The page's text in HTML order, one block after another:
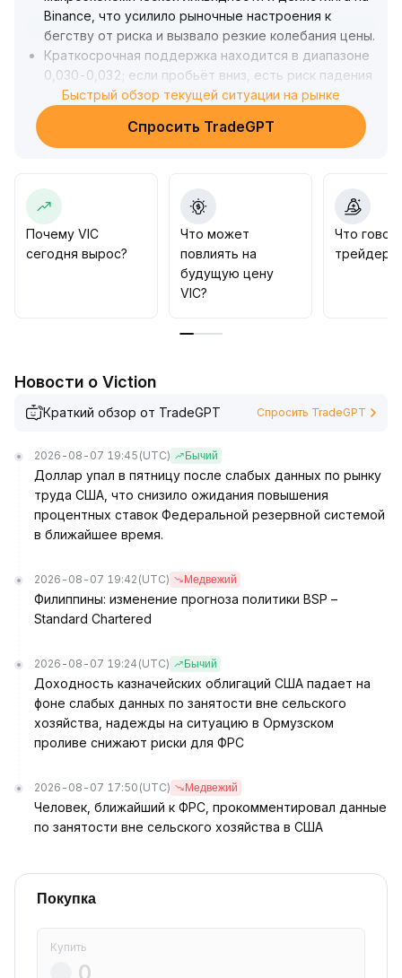
Binance, что усилило рыночные настроения к
бегству от риска и вызвало резкие колебания цены.
Краткосрочная поддержка находится в диапазоне
0,030-0,032; если пробьёт вниз, есть риск падения
до 0,025.
Сопротивление остаётся в зоне 0,038-0,040
В условиях потери ликвидности на ведущих
следить за ситуацией с листингом на других
биржах и изменениями фундаментальных
показателей проекта .
В краткосрочных сделках крайне важно строго
.
Быстрый обзор текущей ситуации на рынке
Спросить TradeGPT
Почему VIC
сегодня вырос?
Что может
повлиять на
будущую цену
VIC?
Что
трейдеры
Новости о Viction
Краткий обзор от TradeGPT Спросить TradeGPT
2026-08-07 19:45 (UTC) Бычий
Доллар упал в пятницу после слабых данных по рынку
труда США, что снизило ожидания повышения
процентных ставок Федеральной резервной системой
в ближайшее время.
2026-08-07 19:42 (UTC) Медвежий
Филиппины: изменение прогноза политики BSP –
Standard Chartered
2026-08-07 19:24 (UTC) Бычий
Доходность казначейских облигаций США падает на
фоне слабых данных по занятости вне сельского
хозяйства, надежды на ситуацию в Ормузском
проливе снижают риски для ФРС
2026-08-07 17:50 (UTC) Медвежий
Человек, ближайший к ФРС, прокомментировал данные
по занятости вне сельского хозяйства в США
Покупка
Купить